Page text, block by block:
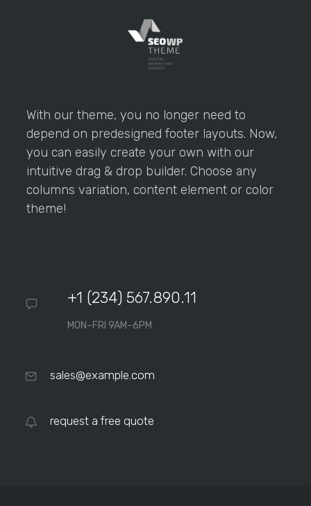
With our theme, you no longer need to
depend on predesigned footer layouts. Now,
you can easily create your own with our
intuitive drag & drop builder. Choose any
columns variation, content element or color
theme!
+1 (234) 567.890.11
MON–FRI 9AM–6PM
sales@example.com
request a free quote